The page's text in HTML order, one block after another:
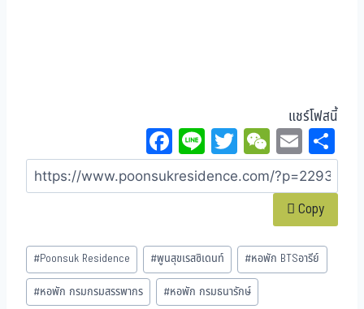
แชร์โฟสนี้
Fa
ce
bo
Li
ne
T
wi
tt
W
eC
ha
t
E
m
ail
Copy
#Poonsuk Residence #พูนสุขเรสซิเดนท์ #หอพัก BTSอารีย์
#หอพัก กรมกรมสรรพากร #หอพัก กรมธนารักษ์